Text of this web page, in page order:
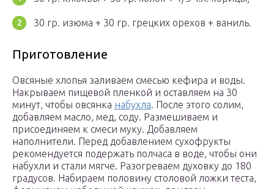
30 гр. изюма + 30 гр. грецких орехов + ваниль.
Приготовление
Овсяные хлопья заливаем смесью кефира и воды.
Накрываем пищевой пленкой и оставляем на 30
минут, чтобы овсянка набухла. После этого солим,
добавляем масло, мед, соду. Размешиваем и
присоединяем к смеси муку. Добавляем
наполнители. Перед добавлением сухофрукты
рекомендуется подержать полчаса в воде, чтобы они
набухли и стали мягче. Разогреваем духовку до 180
градусов. Набираем половину столовой ложки теста,